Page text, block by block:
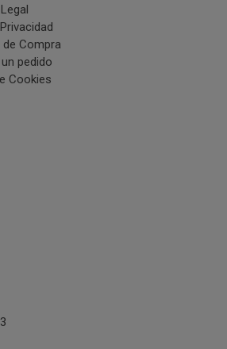
Compra
pedido
Cookies